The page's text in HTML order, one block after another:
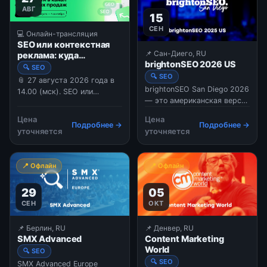
explore practical strategies
for improving organic s
АВГ
💻 Онлайн-трансляция
SEO или контекстная
реклама: куда
выгоднее вкладывать
бюджет.
🔍 SEO
📎 27 августа 2026 года в
14.00 (мск). SEO или
выгоднее вкладывать
бюджет. В 2026 году
оказаться в топе поисковой
— важно, чтобы видимость
вашего бизнеса в поиске
приносила стабильные
продажи. Но как э
Цена
уточняется
Подробнее →
15
СЕН
📌 Сан-Диего, RU
brightonSEO 2026 US
🔍 SEO
brightonSEO San Diego 2026
— это американская версия
конференции по поисковому
маркетингу, которая
переносит атмосферу
британского Брайтона на
западное побережье США.
Мероприятие объединяет
SEO-специалистов,
контент-маркетологов и
экспертов по платной
рекламе (PPC) для обмена
практическими знаниями.
Цена
уточняется
Подробнее →
📍 Офлайн
29
СЕН
📌 Берлин, RU
SMX Advanced
🔍 SEO
SMX Advanced Europe
📍 Офлайн
05
ОКТ
📌 Денвер, RU
Content Marketing
World
🔍 SEO